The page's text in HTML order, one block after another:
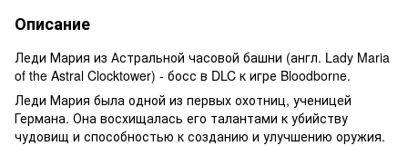
Описание
Леди Мария из Астральной часовой башни (англ. Lady Maria
of the Astral Clocktower) - босс в DLC к игре Bloodborne.
Леди Мария была одной из первых охотниц, ученицей
Германа. Она восхищалась его талантами к убийству
чудовищ и способностью к созданию и улучшению оружия.